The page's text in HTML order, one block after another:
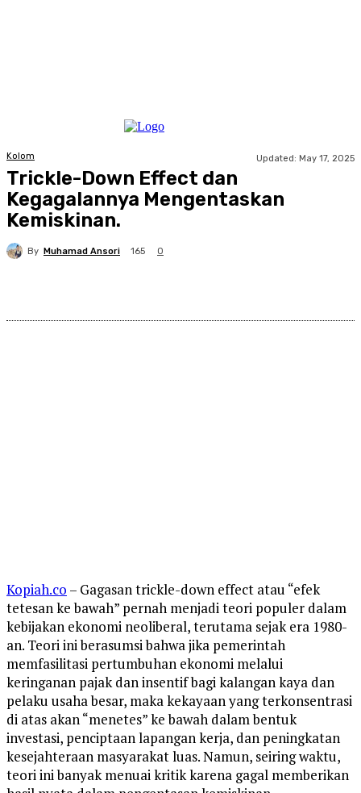
Kolom Updated: May 17, 2025
Trickle-Down Effect dan
Kegagalannya Mengentaskan
Kemiskinan.
By Muhamad Ansori 165 0
Kopiah.co – Gagasan trickle-down effect atau “efek
tetesan ke bawah” pernah menjadi teori populer dalam
kebijakan ekonomi neoliberal, terutama sejak era 1980-
an. Teori ini berasumsi bahwa jika pemerintah
memfasilitasi pertumbuhan ekonomi melalui
keringanan pajak dan insentif bagi kalangan kaya dan
pelaku usaha besar, maka kekayaan yang terkonsentrasi
di atas akan “menetes” ke bawah dalam bentuk
investasi, penciptaan lapangan kerja, dan peningkatan
kesejahteraan masyarakat luas. Namun, seiring waktu,
teori ini banyak menuai kritik karena gagal memberikan